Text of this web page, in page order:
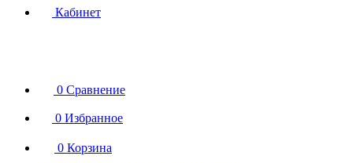
Кабинет
0 Сравнение
0 Избранное
0 Корзина